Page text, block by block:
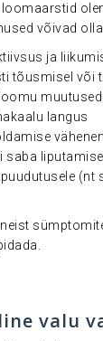
võivad
ja
tõusmisel või
muutused
langus
saba
(nt
valu